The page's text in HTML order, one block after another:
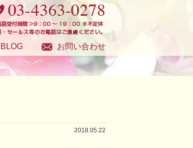
BLOG お問い合わせ
2018.05.22